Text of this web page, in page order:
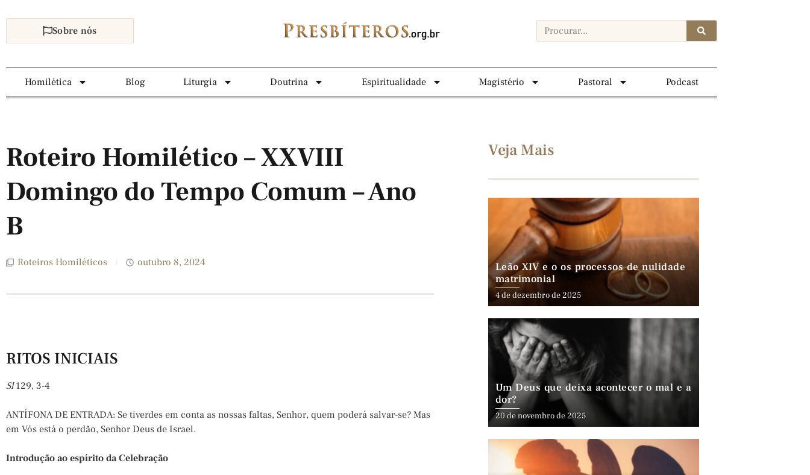
Sobre nós
Homilética Blog Liturgia Doutrina Espiritualidade Magistério Pastoral Podcast
Roteiro Homilético – XXVIII
Domingo do Tempo Comum – Ano
B
Roteiros Homiléticos outubro 8, 2024
RITOS INICIAIS
Sl129, 3-4
ANTÍFONA DE ENTRADA: Se tiverdes em conta as nossas faltas, Senhor, quem poderá salvar-se? Mas
em Vós está o perdão, Senhor Deus de Israel.
Introdução ao espírito da Celebração
Veja Mais
Leão XIV e o os processos de nulidade
matrimonial
4 de dezembro de 2025
Um Deus que deixa acontecer o mal e a
dor?
20 de novembro de 2025